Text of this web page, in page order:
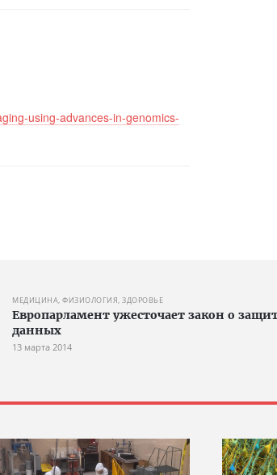
using-advances-in-genomics-
МЕДИЦИНА, ФИЗИОЛОГИЯ, ЗДОРОВЬЕ
Европарламент ужесточает закон о
данных
13 марта 2014